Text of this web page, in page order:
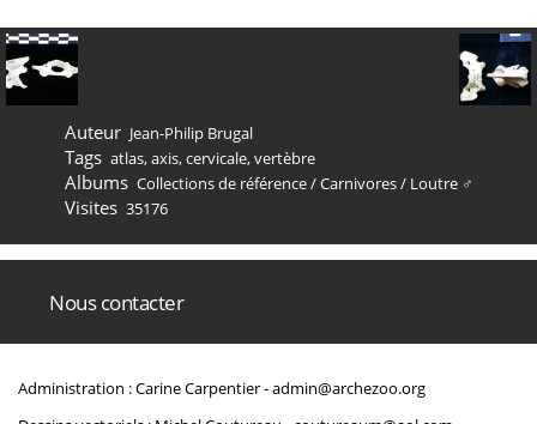
Auteur Jean-Philip Brugal
Tags atlas,axis,cervicale,vertèbre
Albums Collections de référence/Carnivores/ Loutre ♂
Visites 35176
Nous contacter
Administration : Carine Carpentier -admin@archezoo.org